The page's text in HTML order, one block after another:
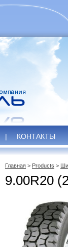
| КОНТАКТЫ
Главная > Products >
9.00R20